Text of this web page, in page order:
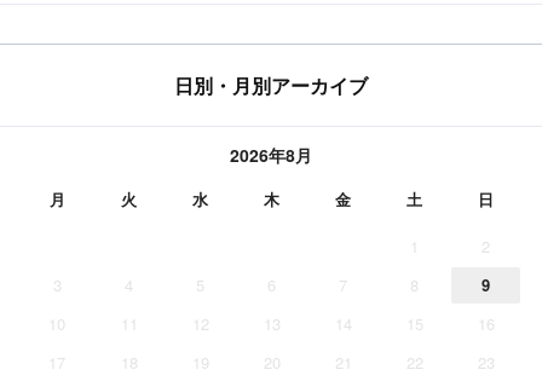
日別・月別アーカイブ
2026年8月
月 火 水 木 金 土 日
1
2
3
4 5 6 7 8
9
10
11 12 13 14 15
16
17
18 19 20 21 22
23